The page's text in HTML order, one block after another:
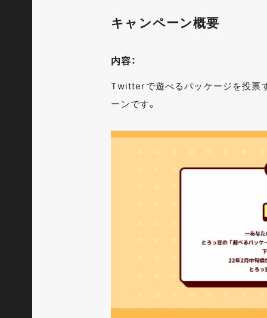
キャンペーン概要
内容：
Twitterで遊べるパッケージを投票
ーンです。